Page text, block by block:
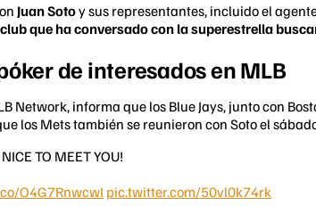
Juan Sotoy sus representantes, incluido el
que ha conversado con la superestrella
de interesados en MLB
Network, informa que los Blue Jays, junto con
los Mets también se reunieron con Soto el
TO MEET YOU!
O4G7RnwcwI pic.twitter.com/50vl0k74rk